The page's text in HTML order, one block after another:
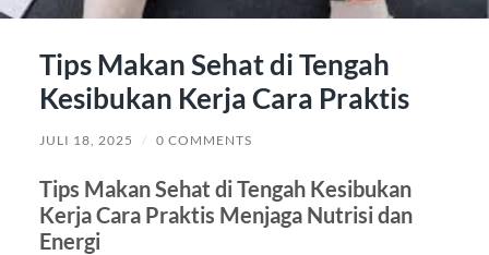
Tips Makan Sehat di Tengah
Kesibukan Kerja Cara Praktis
JULI 18, 2025 / 0 COMMENTS
Tips Makan Sehat di Tengah Kesibukan
Kerja Cara Praktis Menjaga Nutrisi dan
Energi